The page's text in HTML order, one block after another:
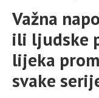
Važna
ili ljudske
lijeka
svake